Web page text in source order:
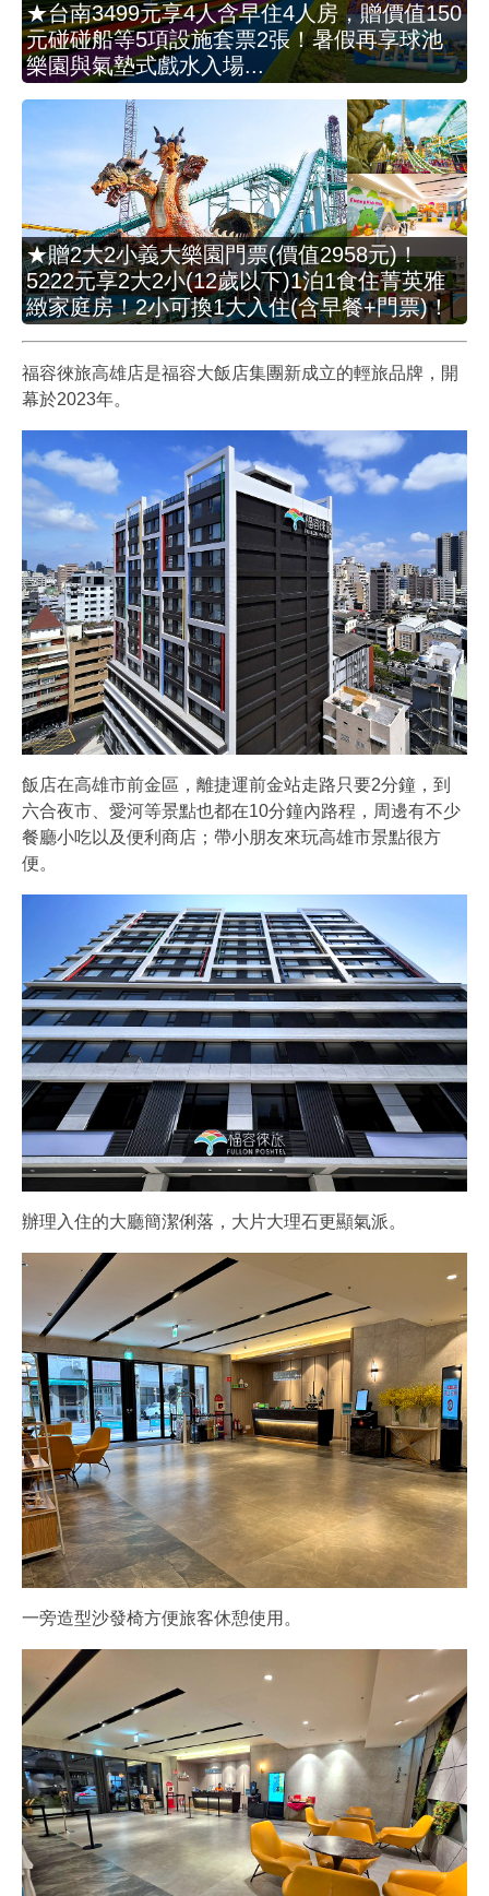
★台南3499元享4人含早住4人房，贈價值150
元碰碰船等5項設施套票2張！暑假再享球池
樂園與氣墊式戲水入場...
★贈2大2小義大樂園門票(價值2958元)！
5222元享2大2小(12歲以下)1泊1食住菁英雅
緻家庭房！2小可換1大入住(含早餐+門票)！
福容徠旅高雄店是福容大飯店集團新成立的輕旅品牌，開
幕於2023年。
飯店在高雄市前金區，離捷運前金站走路只要2分鐘，到
六合夜市、愛河等景點也都在10分鐘內路程，周邊有不少
餐廳小吃以及便利商店；帶小朋友來玩高雄市景點很方
便。
辦理入住的大廳簡潔俐落，大片大理石更顯氣派。
一旁造型沙發椅方便旅客休憩使用。